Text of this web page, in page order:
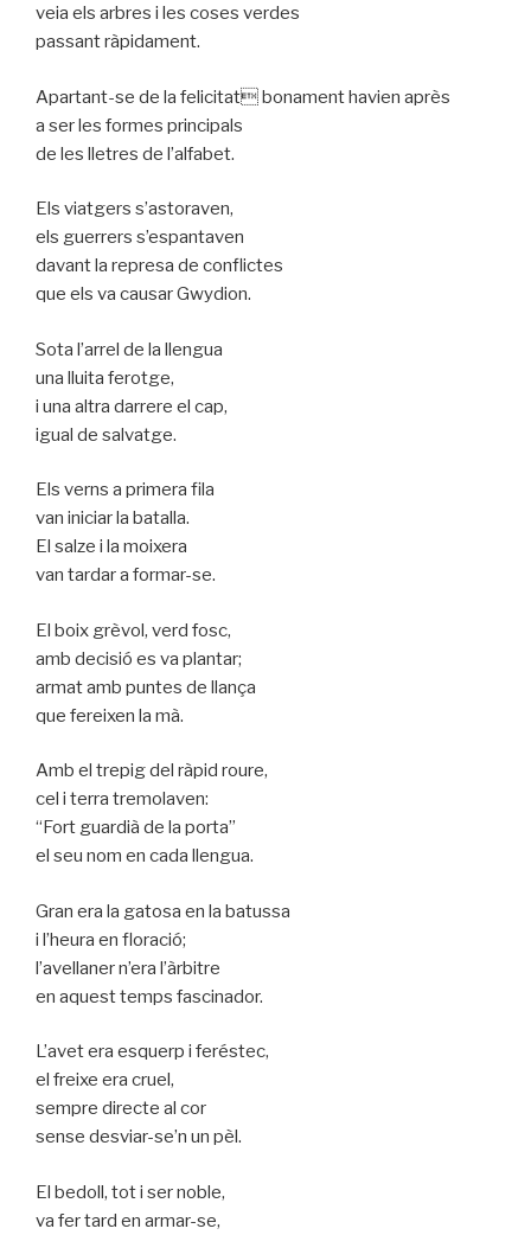
veia els arbres i les coses verdes
passant ràpidament.
Apartant-se de la felicitat bonament havien après
a ser les formes principals
de les lletres de l’alfabet.
Els viatgers s’astoraven,
els guerrers s’espantaven
davant la represa de conflictes
que els va causar Gwydion.
Sota l’arrel de la llengua
una lluita ferotge,
i una altra darrere el cap,
igual de salvatge.
Els verns a primera fila
van iniciar la batalla.
El salze i la moixera
van tardar a formar-se.
El boix grèvol, verd fosc,
amb decisió es va plantar;
armat amb puntes de llança
que fereixen la mà.
Amb el trepig del ràpid roure,
cel i terra tremolaven:
“Fort guardià de la porta”
el seu nom en cada llengua.
Gran era la gatosa en la batussa
i l’heura en floració;
l’avellaner n’era l’àrbitre
en aquest temps fascinador.
L’avet era esquerp i feréstec,
el freixe era cruel,
sempre directe al cor
sense desviar-se’n un pèl.
El bedoll, tot i ser noble,
va fer tard en armar-se,